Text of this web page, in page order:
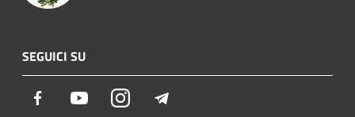
SEGUICI SU
Facebook YoutubeInstagram